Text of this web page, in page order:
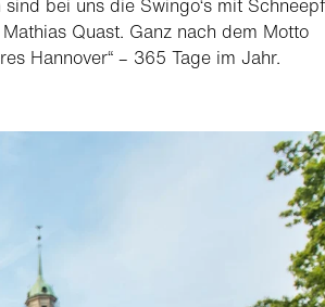
Quast. Ganz nach dem Motto
Hannover“ – 365 Tage im Jahr.